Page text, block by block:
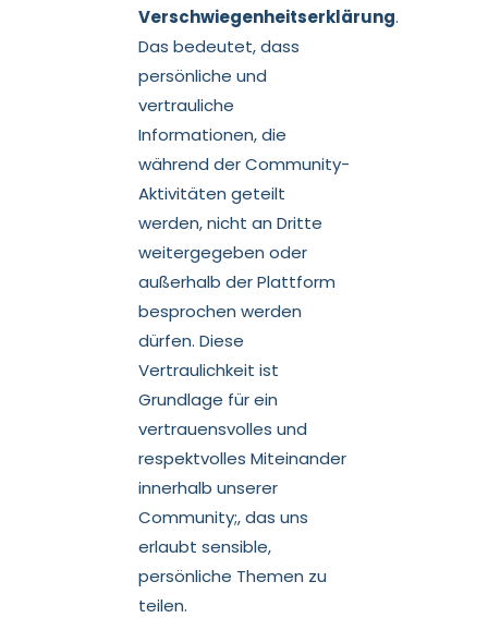
Verschwiegenheitserklärung.
Das bedeutet, dass
persönliche und
vertrauliche
Informationen, die
während der Community-
Aktivitäten geteilt
werden, nicht an Dritte
weitergegeben oder
außerhalb der Plattform
besprochen werden
dürfen. Diese
Vertraulichkeit ist
Grundlage für ein
vertrauensvolles und
respektvolles Miteinander
innerhalb unserer
Community;,das uns
erlaubt sensible,
persönliche Themen zu
teilen.